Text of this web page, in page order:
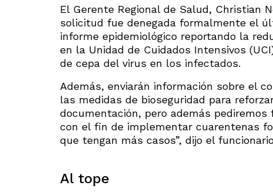
El Gerente Regional de Salud, Christian
solicitud fue denegada formalmente el
informe epidemiológico reportando la
en la Unidad de Cuidados Intensivos
de cepa del virus en los infectados.
Además, enviarán información sobre el
las medidas de bioseguridad para
documentación, pero además
con el fin de implementar cuarentenas
que tengan más casos”, dijo el
Al tope